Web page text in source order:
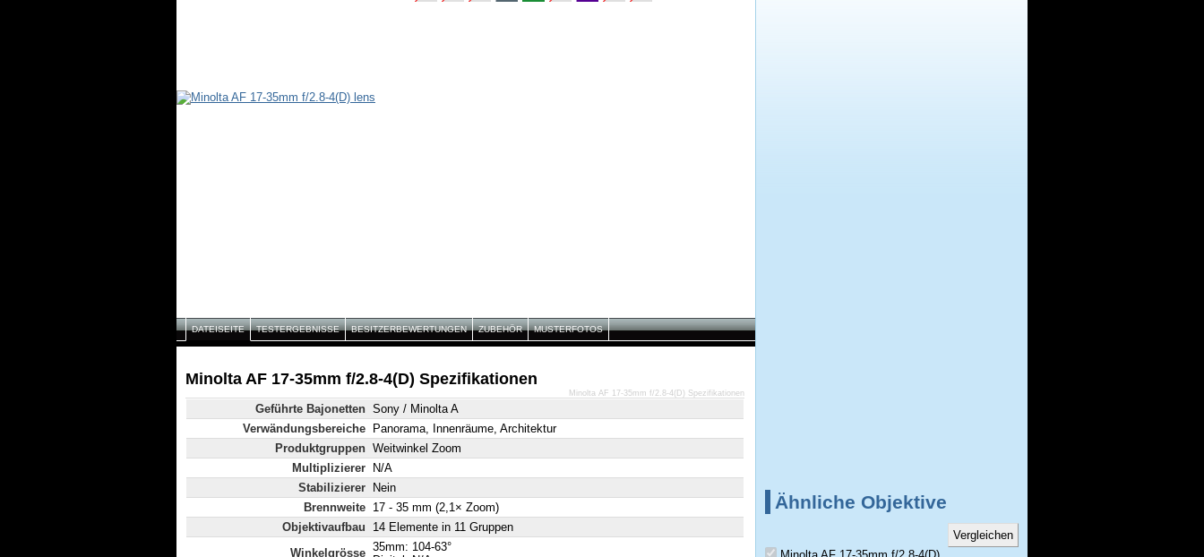
DATEISEITE TESTERGEBNISSE BESITZERBEWERTUNGEN ZUBEHÖR MUSTERFOTOS
Minolta AF 17-35mm f/2.8-4(D) Spezifikationen
Geführte Bajonetten Sony / Minolta A
Verwändungsbereiche
Panorama, Innenräume, Architektur
Produktgruppen Weitwinkel Zoom
Multiplizierer
N/A
Stabilizierer
Nein
Brennweite 17 - 35 mm (2,1× Zoom)
Objektivaufbau
14 Elemente in 11 Gruppen
Winkelgrösse 35mm: 104-63°
Minolta AF 17-35mm f/2.8-4(D) Spezifikationen
Ähnliche Objektive